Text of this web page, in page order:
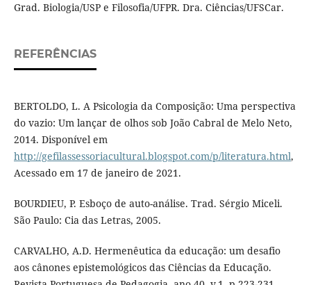
Grad. Biologia/USP e Filosofia/UFPR. Dra. Ciências/UFSCar.
REFERÊNCIAS
BERTOLDO, L. A Psicologia da Composição: Uma perspectiva
do vazio: Um lançar de olhos sob João Cabral de Melo Neto,
2014. Disponível em
http://gefilassessoriacultural.blogspot.com/p/literatura.html,
Acessado em 17 de janeiro de 2021.
BOURDIEU, P. Esboço de auto-análise. Trad. Sérgio Miceli.
São Paulo: Cia das Letras, 2005.
CARVALHO, A.D. Hermenêutica da educação: um desafio
aos cânones epistemológicos das Ciências da Educação.